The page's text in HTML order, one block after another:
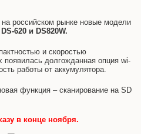
российском рынке новые модели
DS-620 и DS820W.
и скоростью
появилась долгожданная опция wi-
работы от аккумулятора.
функция – сканирование на SD
в конце ноября.